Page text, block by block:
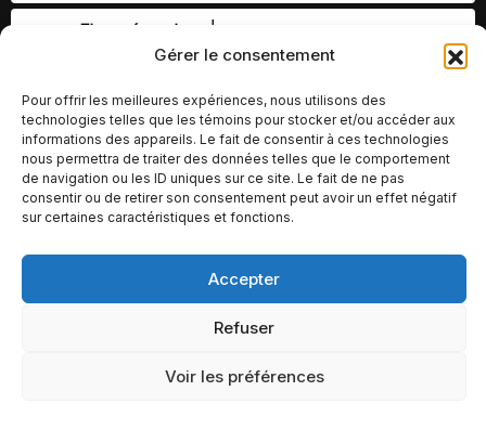
Gérer le consentement
Pour offrir les meilleures expériences, nous utilisons des
technologies telles que les témoins pour stocker et/ou accéder aux
informations des appareils. Le fait de consentir à ces technologies
nous permettra de traiter des données telles que le comportement
de navigation ou les ID uniques sur ce site. Le fait de ne pas
consentir ou de retirer son consentement peut avoir un effet négatif
sur certaines caractéristiques et fonctions.
Accepter
Refuser
Voir les préférences
© Copyright 2026 – Altomédia Inc |